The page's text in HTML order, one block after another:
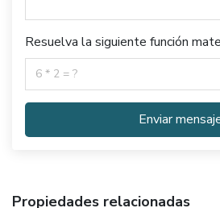
Resuelva la siguiente función
Enviar
Propiedades relacionadas